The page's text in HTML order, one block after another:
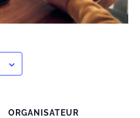
ORGANISATEUR